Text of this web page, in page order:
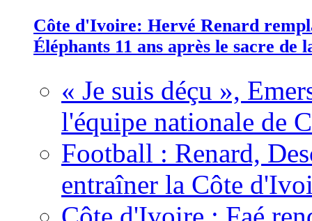
Côte d'Ivoire: Hervé Renard
Éléphants 11 ans après le sacre de
« Je suis déçu »,
l'équipe nationale de
Football : Renard,
entraîner la Côte